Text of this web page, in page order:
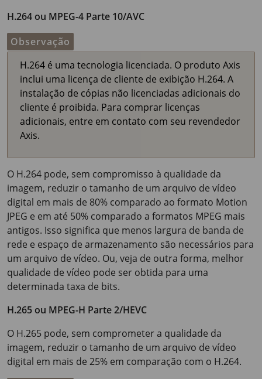
H.264 ou MPEG-4 Parte 10/AVC
Observação
H.264 é uma tecnologia licenciada. O produto Axis
inclui uma licença de cliente de exibição H.264. A
instalação de cópias não licenciadas adicionais do
cliente é proibida. Para comprar licenças
adicionais, entre em contato com seu revendedor
Axis.
O H.264 pode, sem compromisso à qualidade da
imagem, reduzir o tamanho de um arquivo de vídeo
digital em mais de 80% comparado ao formato Motion
JPEG e em até 50% comparado a formatos MPEG mais
antigos. Isso significa que menos largura de banda de
rede e espaço de armazenamento são necessários para
um arquivo de vídeo. Ou, veja de outra forma, melhor
qualidade de vídeo pode ser obtida para uma
determinada taxa de bits.
H.265 ou MPEG-H Parte 2/HEVC
O H.265 pode, sem comprometer a qualidade da
imagem, reduzir o tamanho de um arquivo de vídeo
digital em mais de 25% em comparação com o H.264.